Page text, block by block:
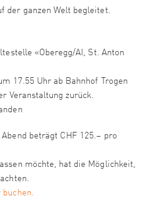
der ganzen Welt begleitet.
«Oberegg/AI, St. Anton
17.55 Uhr ab Bahnhof Trogen
Veranstaltung zurück.
beträgt CHF 125.– pro
möchte, hat die Möglichkeit,
buchen.